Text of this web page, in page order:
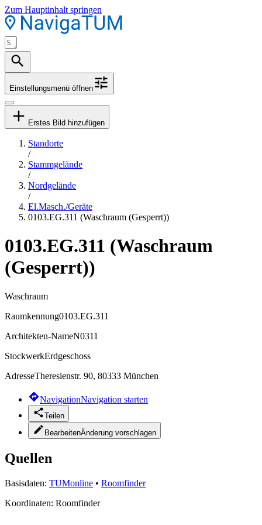
Zum Hauptinhalt springen
Einstellungsmenü öffnen
Erstes Bild hinzufügen
Standorte
/
Stammgelände
/
Nordgelände
/
El.Masch./Geräte
0103.EG.311 (Waschraum (Gesperrt))
0103.EG.311 (Waschraum
(Gesperrt))
Waschraum
Raumkennung0103.EG.311
Architekten-NameN0311
StockwerkErdgeschoss
AdresseTheresienstr. 90, 80333 München
NavigationNavigation starten
Teilen
BearbeitenÄnderung vorschlagen
Quellen
Basisdaten: TUMonline • Roomfinder
Koordinaten: Roomfinder